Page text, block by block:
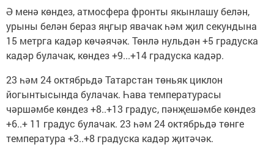
Ә менә көндез, атмосфера фронты якынлашу белән,
урыны белән бераз яңгыр явачак һәм җил секундына
15 метрга кадәр көчәячәк. Төнлә нульдән +5 градуска
кадәр булачак, көндез +9...+14 градуска кадәр.
23 һәм 24 октябрьдә Татарстан төньяк циклон
йогынтысында булачак. Һава температурасы
чәршәмбе көндез +8..+13 градус, пәнҗешәмбе көндез
+6..+ 11 градус булачак. 23 һәм 24 октябрьдә төнге
температура +3..+8 градуска кадәр җитәчәк.